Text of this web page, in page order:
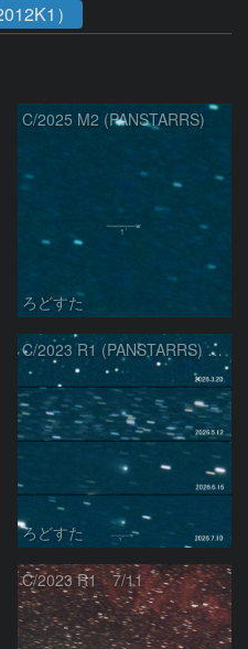
）
C/2025 M2 (PANSTARRS)
ろどすた
C/2023 R1 (PANSTARRS) の変化
ろどすた
C/2023 R1 7/11